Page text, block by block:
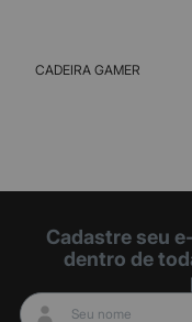
CADEIRA GAMER
Cadastre seu
dentro de